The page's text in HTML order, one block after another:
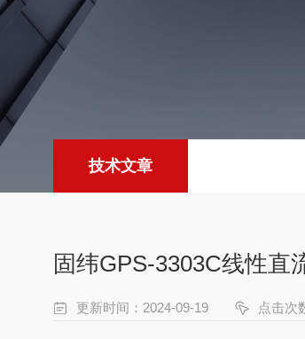
技术文章
固纬GPS-3303C线性直
更新时间：2024-09-19 点击次